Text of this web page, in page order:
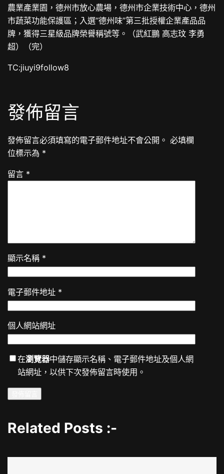
農業產業園，德州市放心農場，德州市企業技術中心，德州
市蔬菜功能保護區；入選“德州味”第三批授權企業產品品
牌，獲得三星級品牌榮譽稱號等。（武紅鵬 高志玟 李勇
超）（完）
TC:jiuyi9follow8
發佈留言
發佈留言必須填寫的電子郵件地址不會公開。 必填欄
位標示為 *
留言 *
顯示名稱 *
電子郵件地址 *
個人網站網址
在瀏覽器中儲存顯示名稱、電子郵件地址及個人網
站網址，以供下次發佈留言時使用。
Related Posts :-